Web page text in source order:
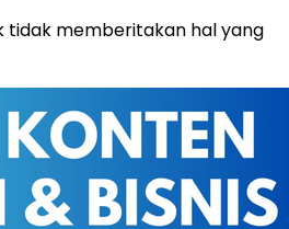
tidak memberitakan hal yang